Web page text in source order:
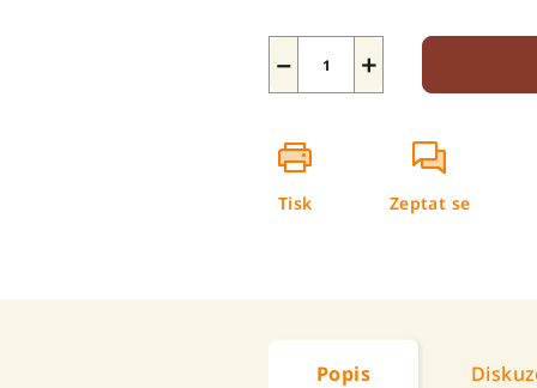
+
−
Tisk Zeptat se
Popis